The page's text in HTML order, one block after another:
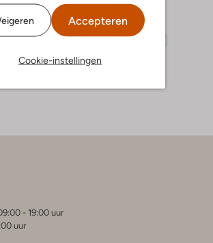
Accepteren
Cookie-instellingen
Co'couture Viscose
- 19:00 uur
uur